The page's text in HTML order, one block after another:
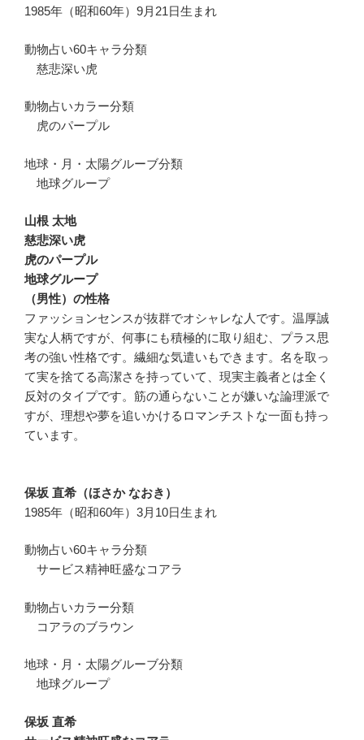
1985年（昭和60年）9月21日生まれ
動物占い60キャラ分類
慈悲深い虎
動物占いカラー分類
虎のパープル
地球・月・太陽グルーブ分類
地球グループ
山根 太地
慈悲深い虎
虎のパープル
地球グループ
（男性）の性格
ファッションセンスが抜群でオシャレな人です。温厚誠
実な人柄ですが、何事にも積極的に取り組む、プラス思
考の強い性格です。繊細な気遣いもできます。名を取っ
て実を捨てる高潔さを持っていて、現実主義者とは全く
反対のタイプです。筋の通らないことが嫌いな論理派で
すが、理想や夢を追いかけるロマンチストな一面も持っ
ています。
保坂 直希（ほさか なおき）
1985年（昭和60年）3月10日生まれ
動物占い60キャラ分類
サービス精神旺盛なコアラ
動物占いカラー分類
コアラのブラウン
地球・月・太陽グルーブ分類
地球グループ
保坂 直希